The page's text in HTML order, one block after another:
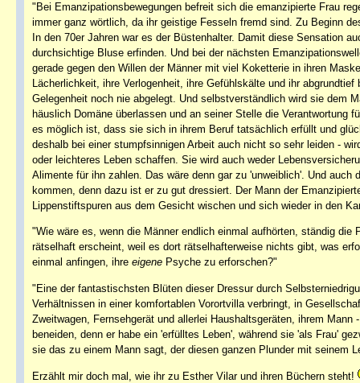
"Bei Emanzipationsbewegungen befreit sich die emanzipierte Frau
immer ganz wörtlich, da ihr geistige Fesseln fremd sind. Zu Beginn
In den 70er Jahren war es der Büstenhalter. Damit diese Sensation
durchsichtige Bluse erfinden. Und bei der nächsten
gerade gegen den Willen der Männer mit viel Koketterie in ihren
Lächerlichkeit, ihre Verlogenheit, ihre Gefühlskälte und ihr
Gelegenheit noch nie abgelegt. Und selbstverständlich wird sie dem
häuslich Domäne überlassen und an seiner Stelle die Verantwortung
es möglich ist, dass sie sich in ihrem Beruf tatsächlich erfüllt und
deshalb bei einer stumpfsinnigen Arbeit auch nicht so sehr leiden -
oder leichteres Leben schaffen. Sie wird auch weder
Alimente für ihn zahlen. Das wäre denn gar zu 'unweiblich'. Und
kommen, denn dazu ist er zu gut dressiert. Der Mann der
Lippenstiftspuren aus dem Gesicht wischen und sich wieder in den
"Wie wäre es, wenn die Männer endlich einmal aufhörten, ständig
rätselhaft erscheint, weil es dort rätselhafterweise nichts gibt, was
einmal anfingen, ihre eigene Psyche zu erforschen?"
"Eine der fantastischsten Blüten dieser Dressur durch
Verhältnissen in einer komfortablen Vorortvilla verbringt, in
Zweitwagen, Fernsehgerät und allerlei Haushaltsgeräten, ihrem
beneiden, denn er habe ein 'erfülltes Leben', während sie 'als Frau'
sie das zu einem Mann sagt, der diesen ganzen Plunder mit seinem
Erzählt mir doch mal, wie ihr zu Esther Vilar und ihren Büchern steht!